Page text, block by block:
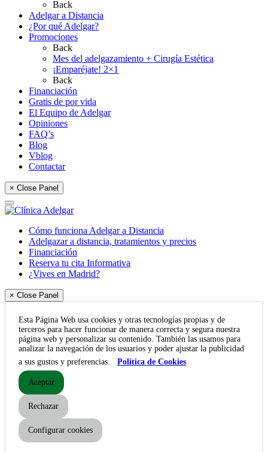
Back
Adelgar a Distancia
¿Por qué Adelgar?
Promociones
Back
Mes del adelgazamiento + Cirugía Estética
¡Emparéjate! 2×1
Back
Financiación
Gratis de por vida
El Equipo de Adelgar
Opiniones
FAQ’s
Blog
Vblog
Contactar
× Close Panel
Cómo funciona Adelgar a Distancia
Adelgazar a distancia, tratamientos y precios
Financiación
Reserva tu cita Informativa
¿Vives en Madrid?
× Close Panel
Esta Página Web usa cookies y otras tecnologías propias y de
terceros para hacer funcionar de manera correcta y segura nuestra
página web y personalizar su contenido. También las usamos para
analizar la navegación de los usuarios y poder ajustar la publicidad
a sus gustos y preferencias.
Política de Cookies
Aceptar
Rechazar
Configurar cookies